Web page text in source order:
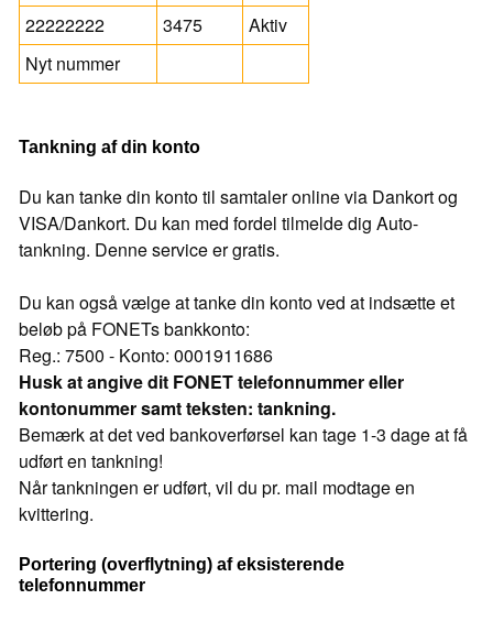
22222222
3475
Aktiv
Nyt nummer
Tankning af din konto
Du kan tanke din konto til samtaler online via Dankort og
VISA/Dankort. Du kan med fordel tilmelde dig Auto-
tankning. Denne service er gratis.
Du kan også vælge at tanke din konto ved at indsætte et
beløb på FONETs bankkonto:
Reg.: 7500 - Konto: 0001911686
Husk at angive dit FONET telefonnummer eller
kontonummer samt teksten: tankning.
Bemærk at det ved bankoverførsel kan tage 1-3 dage at få
udført en tankning!
Når tankningen er udført, vil du pr. mail modtage en
kvittering.
Portering (overflytning) af eksisterende
telefonnummer